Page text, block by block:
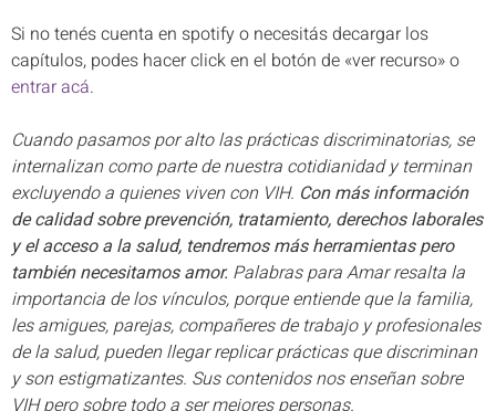
Si no tenés cuenta en spotify o necesitás decargar los
capítulos, podes hacer click en el botón de «ver recurso» o
entrar acá.
Cuando pasamos por alto las prácticas discriminatorias, se
internalizan como parte de nuestra cotidianidad y terminan
excluyendo a quienes viven con VIH. Con másinformación
de calidad sobre prevención, tratamiento, derechos laborales
y el acceso a la salud, tendremos más herramientas pero
también necesitamos amor. Palabras para Amar resalta la
importancia de los vínculos, porque entiende que la familia,
les amigues, parejas, compañeres de trabajo y profesionales
de la salud, pueden llegar replicar prácticas que discriminan
y son estigmatizantes. Sus contenidos nos enseñan sobre
VIH pero sobre todo a ser mejores personas.